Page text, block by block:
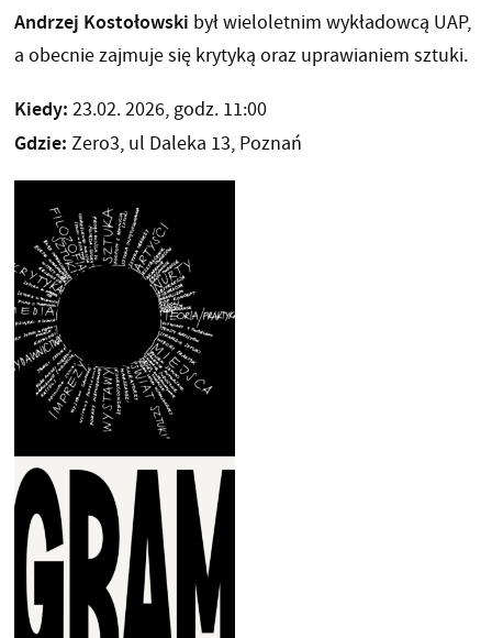
Andrzej Kostołowski był wieloletnim wykładowcą UAP,
a obecnie zajmuje się krytyką oraz uprawianiem sztuki.
Kiedy: 23.02. 2026, godz. 11:00
Gdzie: Zero3, ul Daleka 13, Poznań